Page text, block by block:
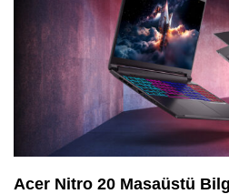
Acer Nitro 20 Masaüstü